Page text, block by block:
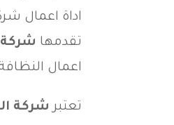
اداة اعمال
تقدمها
اعمال
تعتبر شركة